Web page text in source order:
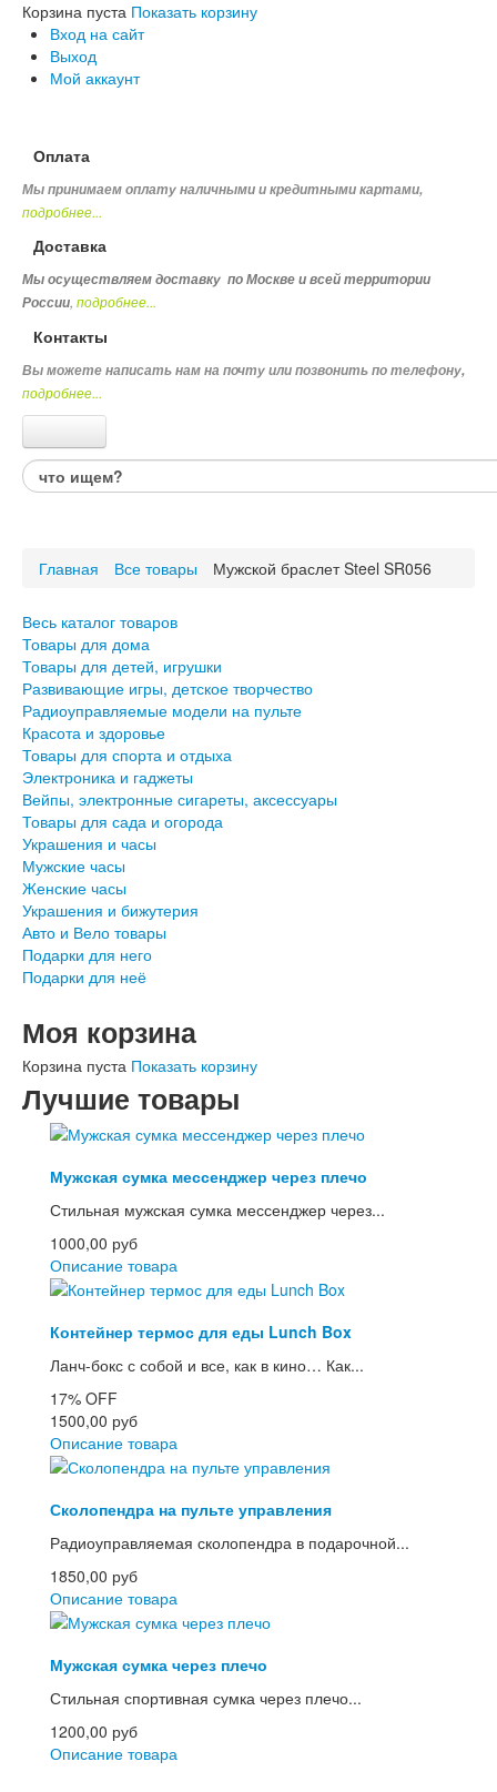
Корзина пуста Показать корзину
Вход на сайт
Выход
Мой аккаунт
Оплата
Мы принимаем оплату наличными и кредитными картами,
подробнее...
Доставка
Мы осуществляем доставку по Москве и всей территории
России, подробнее...
Контакты
Вы можете написать нам на почту или позвонить по телефону,
подробнее...
Каталог товаров
Товары для детей, игрушки
Радиоуправляемые модели на пульте
Красота и здоровье
Товары для спорта и отдыха
Электроника и гаджеты
Вейпы, электронные сигареты, аксессуары
Товары для сада и огорода
Украшения и часы
Мужские часы
Женские часы
Украшения и бижутерия
Авто и Вело товары
Подарки для него
Подарки для неё
Главная Все товары Мужской браслет Steel SR056
Весь каталог товаров
Товары для дома
Товары для детей, игрушки
Развивающие игры, детское творчество
Радиоуправляемые модели на пульте
Красота и здоровье
Товары для спорта и отдыха
Электроника и гаджеты
Вейпы, электронные сигареты, аксессуары
Товары для сада и огорода
Украшения и часы
Мужские часы
Женские часы
Украшения и бижутерия
Авто и Вело товары
Подарки для него
Подарки для неё
Моя корзина
Корзина пуста Показать корзину
Лучшие товары
Мужская сумка мессенджер через плечо
Стильная мужская сумка мессенджер через...
1000,00 руб
Описание товара
Контейнер термос для еды Lunch Box
Ланч-бокс с собой и все, как в кино… Как...
17% OFF
1500,00 руб
Описание товара
Сколопендра на пульте управления
Радиоуправляемая сколопендра в подарочной...
1850,00 руб
Описание товара
Мужская сумка через плечо
Стильная спортивная сумка через плечо...
1200,00 руб
Описание товара